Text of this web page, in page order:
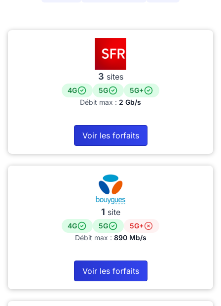
3 sites
4G 5G
5G+
Débit max : 2 Gb/s
Voir les forfaits
1 site
4G 5G
5G+
Débit max : 890 Mb/s
Voir les forfaits